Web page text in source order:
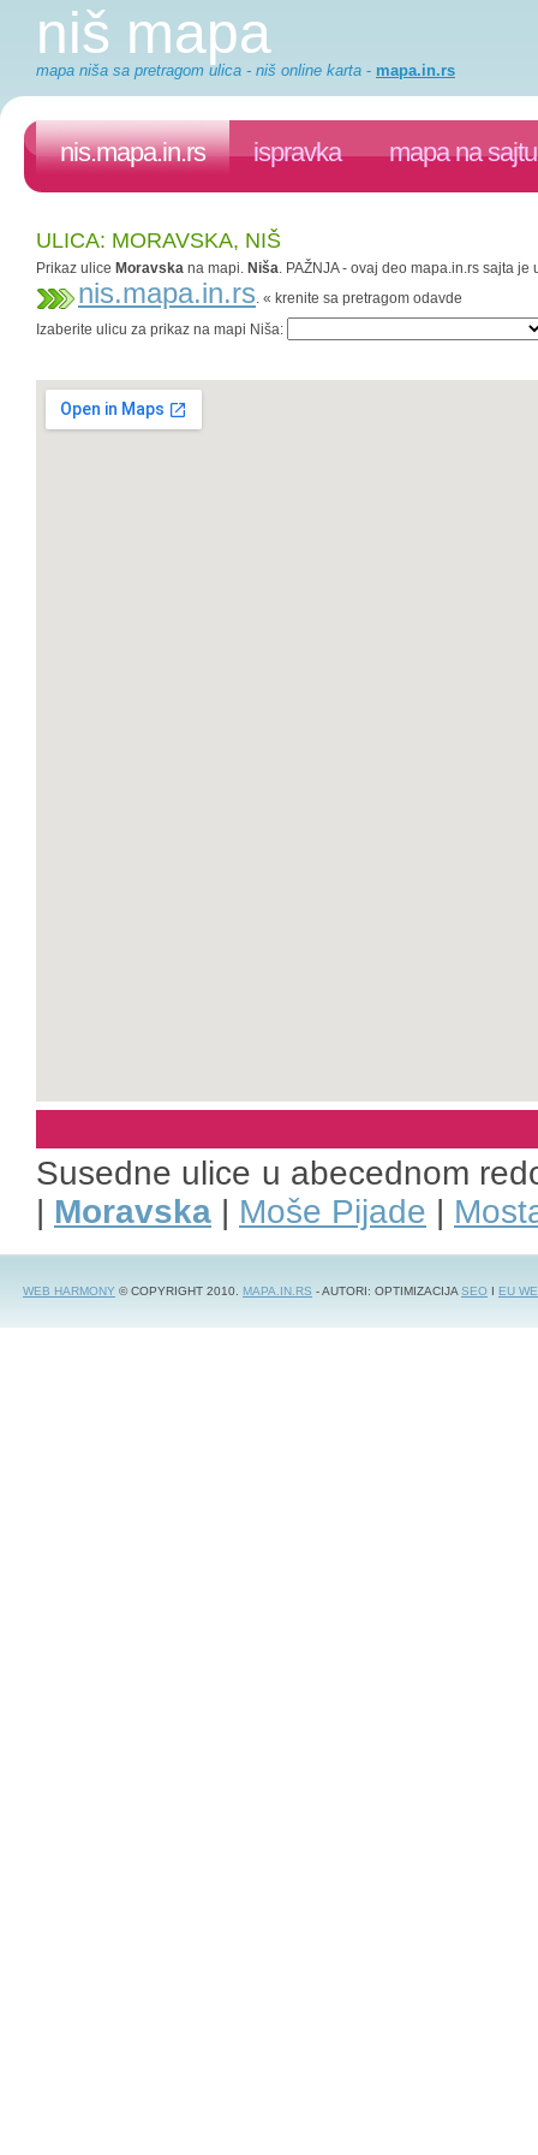
niš mapa
mapa niša sa pretragom ulica - niš online karta - mapa.in.rs
nis.mapa.in.rs ispravka mapa na sajtu
ULICA: MORAVSKA, NIŠ
Prikaz ulice Moravska na mapi. Niša. PAŽNJA - ovaj deo mapa.in.rs sajta
nis.mapa.in.rs. « krenite sa pretragom odavde
Izaberite ulicu za prikaz na mapi Niša:
Susedne ulice u abecednom
| Moravska | Moše Pijade |
WEB HARMONY © COPYRIGHT 2010. MAPA.IN.RS - AUTORI: OPTIMIZACIJASEO I EU